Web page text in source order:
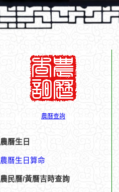
農曆查詢
農曆生日
農曆生日算命
農民曆/黃曆吉時查詢